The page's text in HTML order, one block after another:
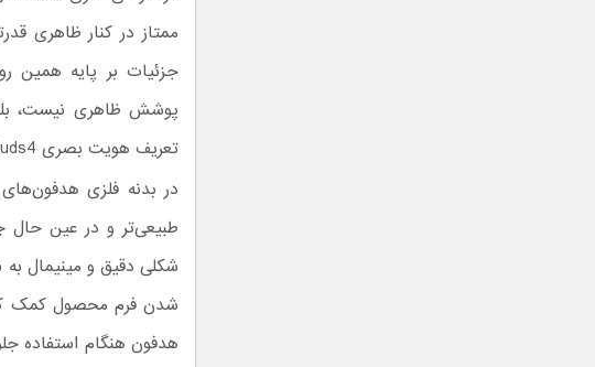
ممتاز در کنار ظاهری
جزئیات بر پایه همین
پوشش ظاهری نیست،
تعریف هویت بصری Galaxy Buds4 ایفا می‌کند.
طبیعی‌تر و در عین حال
شکلی دقیق و مینیمال به
هدفون هنگام استفاده